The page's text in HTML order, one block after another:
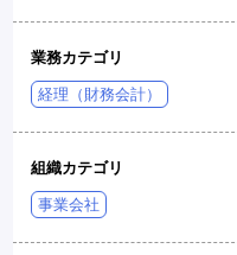
業務カテゴリ
経理（財務会計）
組織カテゴリ
事業会社